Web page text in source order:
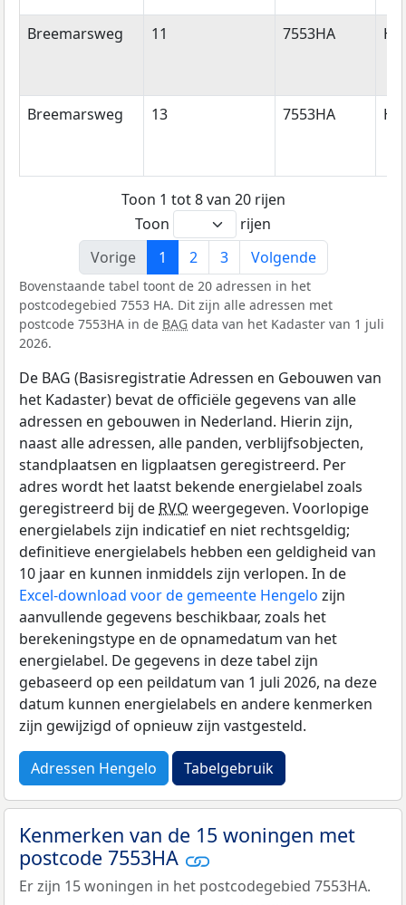
Breemarsweg 11 7553HA
Breemarsweg 13 7553HA
Toon 1 tot 8 van 20 rijen
Toon
rijen
Vorige
1 2 3 Volgende
Bovenstaande tabel toont de 20 adressen in het
postcodegebied 7553 HA. Dit zijn alle adressen met
postcode 7553HA in de BAG data van het Kadaster van 1 juli
2026.
De BAG (Basisregistratie Adressen en Gebouwen van
het Kadaster) bevat de officiële gegevens van alle
adressen en gebouwen in Nederland. Hierin zijn,
naast alle adressen, alle panden, verblijfsobjecten,
standplaatsen en ligplaatsen geregistreerd. Per
adres wordt het laatst bekende energielabel zoals
geregistreerd bij de RVO weergegeven. Voorlopige
energielabels zijn indicatief en niet rechtsgeldig;
definitieve energielabels hebben een geldigheid van
10 jaar en kunnen inmiddels zijn verlopen. In de
Excel-download voor de gemeente Hengelo zijn
aanvullende gegevens beschikbaar, zoals het
berekeningstype en de opnamedatum van het
energielabel. De gegevens in deze tabel zijn
gebaseerd op een peildatum van 1 juli 2026, na deze
datum kunnen energielabels en andere kenmerken
zijn gewijzigd of opnieuw zijn vastgesteld.
Adressen Hengelo Tabelgebruik
Kenmerken van de 15 woningen met
postcode 7553HA
Er zijn 15 woningen in het postcodegebied 7553HA.